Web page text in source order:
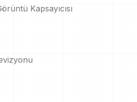
Kapsayıcısı